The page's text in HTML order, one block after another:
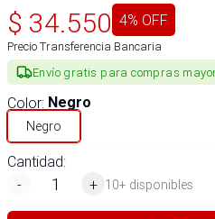
$ 34.550 4% OFF
Precio Transferencia Bancaria
Envío gratis para compras
Color: Negro
Negro
Cantidad:
-
+ 10+ disponibles